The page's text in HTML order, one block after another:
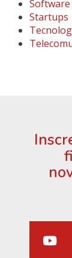
Software
Startups